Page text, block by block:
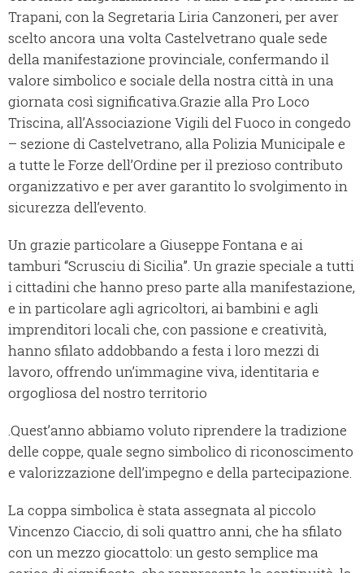
Trapani, con la Segretaria Liria Canzoneri, per aver
scelto ancora una volta Castelvetrano quale sede
della manifestazione provinciale, confermando il
valore simbolico e sociale della nostra città in una
giornata così significativa.Grazie alla Pro Loco
Triscina, all’Associazione Vigili del Fuoco in congedo
– sezione di Castelvetrano, alla Polizia Municipale e
a tutte le Forze dell’Ordine per il prezioso contributo
organizzativo e per aver garantito lo svolgimento in
sicurezza dell’evento.
Un grazie particolare a Giuseppe Fontana e ai
tamburi “Scrusciu di Sicilia”. Un grazie speciale a tutti
i cittadini che hanno preso parte alla manifestazione,
e in particolare agli agricoltori, ai bambini e agli
imprenditori locali che, con passione e creatività,
hanno sfilato addobbando a festa i loro mezzi di
lavoro, offrendo un’immagine viva, identitaria e
orgogliosa del nostro territorio
.Quest’anno abbiamo voluto riprendere la tradizione
delle coppe, quale segno simbolico di riconoscimento
e valorizzazione dell’impegno e della partecipazione.
La coppa simbolica è stata assegnata al piccolo
Vincenzo Ciaccio, di soli quattro anni, che ha sfilato
con un mezzo giocattolo: un gesto semplice ma